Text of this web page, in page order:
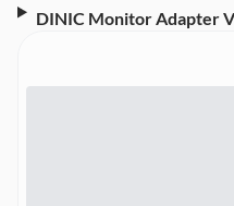
DINIC Monitor Adapter